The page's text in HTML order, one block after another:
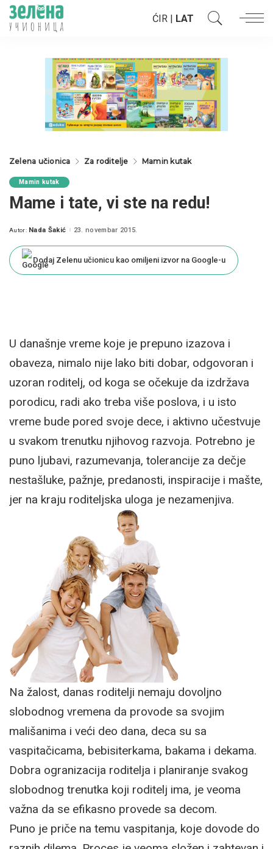
ĆIR | LAT
Zelena učionica Za roditelje Mamin kutak
Mamin kutak
Mame i tate, vi ste na redu!
Posted
Autor: Nada Šakić 23. novembar 2015.
Dodaj Zelenu učionicu kao omiljeni izvor na Google-u
U današnje vreme koje je prepuno izazova i
obaveza, nimalo nije lako biti dobar, odgovoran i
uzoran roditelj, od koga se očekuje da izdržava
porodicu, radi ako treba više poslova, i u isto
vreme bude pored svoje dece, i aktivno učestvuje
u svakom trenutku njihovog razvoja. Potrebno je
puno ljubavi, razumevanja, tolerancije za dečje
nestašluke, pažnje, predanosti, inspiracije i mašte,
jer na kraju roditeljska uloga je nezamenjiva.
Na žalost, danas roditelji nemaju dovoljno
slobodnog vremena da provode sa svojim
mališanima i veći deo dana, deca su sa
vaspitačicama, bebisiterkama, bakama i dekama.
Dobra ogranizacija roditelja i planiranje svakog
slobodnog trenutka koji roditelj ima, je veoma
važna da se efikasno provede sa decom.
Puno je priče na temu vaspitanja, koje dovode do